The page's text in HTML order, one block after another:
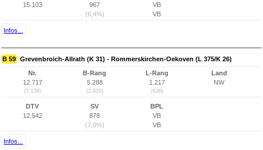
15.103
967
(6,4%)
VB
VB
Infos...
B 59 Grevenbroich-Allrath (K 31) - Rommerskirchen-Oekoven (L 375/K 26)
Nr.
12.717
(7.139)
B-Rang
5.288
(2.920)
L-Rang
1.217
(636)
Land
NW
DTV
12.542
SV
878
(7,0%)
BPL
VB
VB
Infos...